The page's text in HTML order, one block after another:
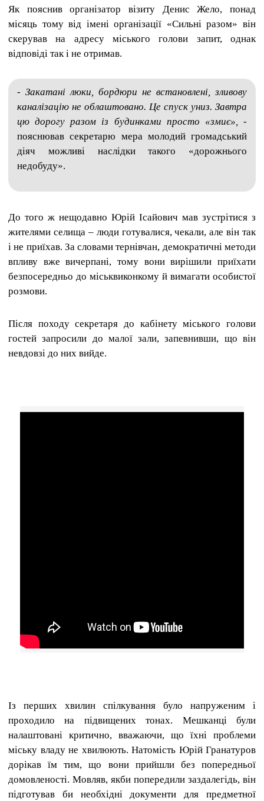
Як пояснив організатор візиту Денис Жело, понад
місяць тому від імені організації «Сильні разом» він
скерував на адресу міського голови запит, однак
відповіді так і не отримав.
- Закатані люки, бордюри не встановлені, зливову
каналізацію не облаштовано. Це спуск униз. Завтра
цю дорогу разом із будинками просто «змиє», -
пояснював секретарю мера молодий громадський
діяч можливі наслідки такого «дорожнього
недобуду».
До того ж нещодавно Юрій Ісайович мав зустрітися з
жителями селища – люди готувалися, чекали, але він так
і не приїхав. За словами тернівчан, демократичні методи
впливу вже вичерпані, тому вони вирішили приїхати
безпосередньо до міськвиконкому й вимагати особистої
розмови.
Після походу секретаря до кабінету міського голови
гостей запросили до малої зали, запевнивши, що він
невдовзі до них вийде.
Із перших хвилин спілкування було напруженим і
проходило на підвищених тонах. Мешканці були
налаштовані критично, вважаючи, що їхні проблеми
міську владу не хвилюють. Натомість Юрій Гранатуров
дорікав їм тим, що вони прийшли без попередньої
домовленості. Мовляв, якби попередили заздалегідь, він
підготував би необхідні документи для предметної